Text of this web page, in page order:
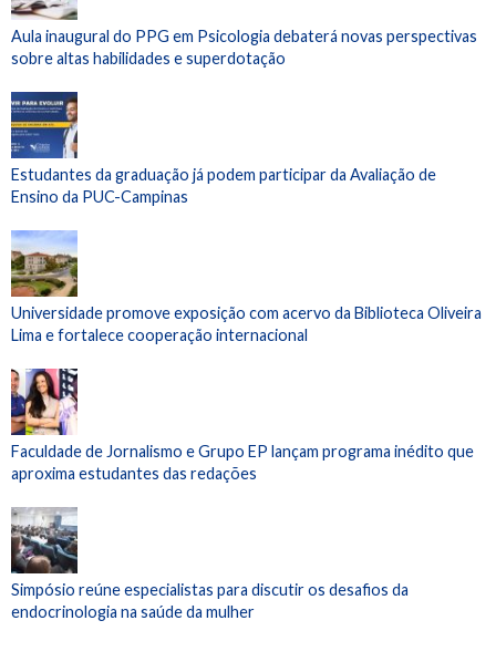
Aula inaugural do PPG em Psicologia debaterá novas perspectivas
sobre altas habilidades e superdotação
Estudantes da graduação já podem participar da Avaliação de
Ensino da PUC-Campinas
Universidade promove exposição com acervo da Biblioteca Oliveira
Lima e fortalece cooperação internacional
Faculdade de Jornalismo e Grupo EP lançam programa inédito que
aproxima estudantes das redações
Simpósio reúne especialistas para discutir os desafios da
endocrinologia na saúde da mulher